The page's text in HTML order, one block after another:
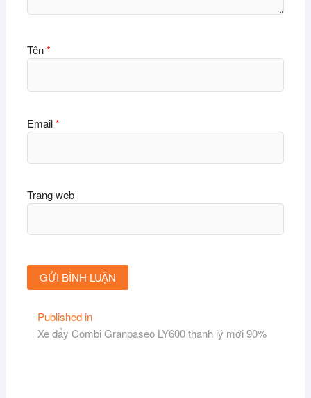
Tên*
Email*
Trang web
Điều
hướng
Published in
Xe đẩy Combi Granpaseo LY600 thanh lý mới 90%